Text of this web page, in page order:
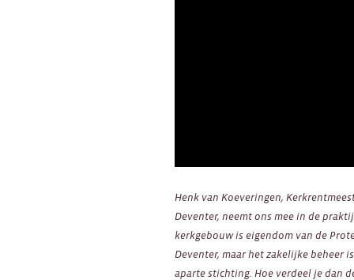
Henk van Koeveringen,
Deventer, neemt ons mee in de
kerkgebouw is eigendom van de
Deventer, maar het zakelijke beheer
aparte stichting. Hoe verdeel je dan